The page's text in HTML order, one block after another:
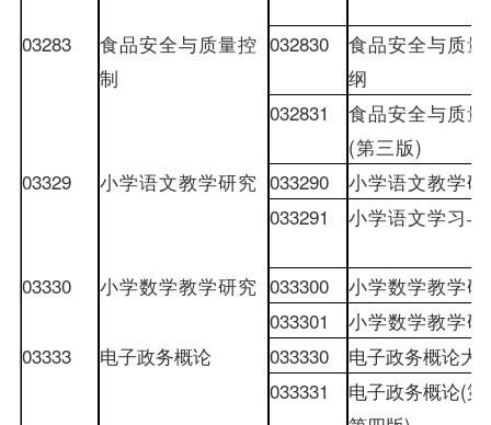
03283
食品安全与质量控
制
032830
食品安全与质
纲
032831
食品安全与质
(第三版)
03329
小学语文教学研究 033290
小学语文教学
033291
小学语文学习
03330 小学数学教学研究 033300
小学数学教学
033301
小学数学教学
03333
电子政务概论 033330
电子政务概论大
033331
电子政务概论(第